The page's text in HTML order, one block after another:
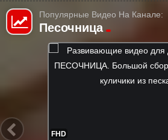
Популярные Видео На Канале:
Песочница
FHD